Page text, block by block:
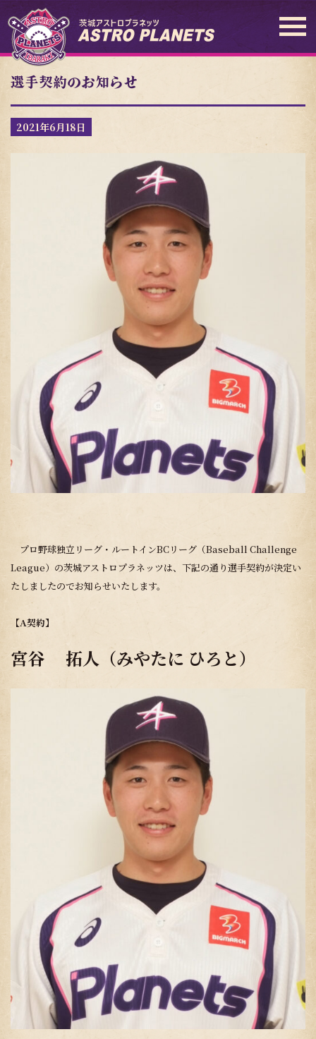
選手契約のお知らせ
2021年6月18日
プロ野球独立リーグ・ルートインBCリーグ（Baseball Challenge
League）の茨城アストロプラネッツは、下記の通り選手契約が決定い
たしましたのでお知らせいたします。
【A契約】
宮谷 拓人（みやたに ひろと）